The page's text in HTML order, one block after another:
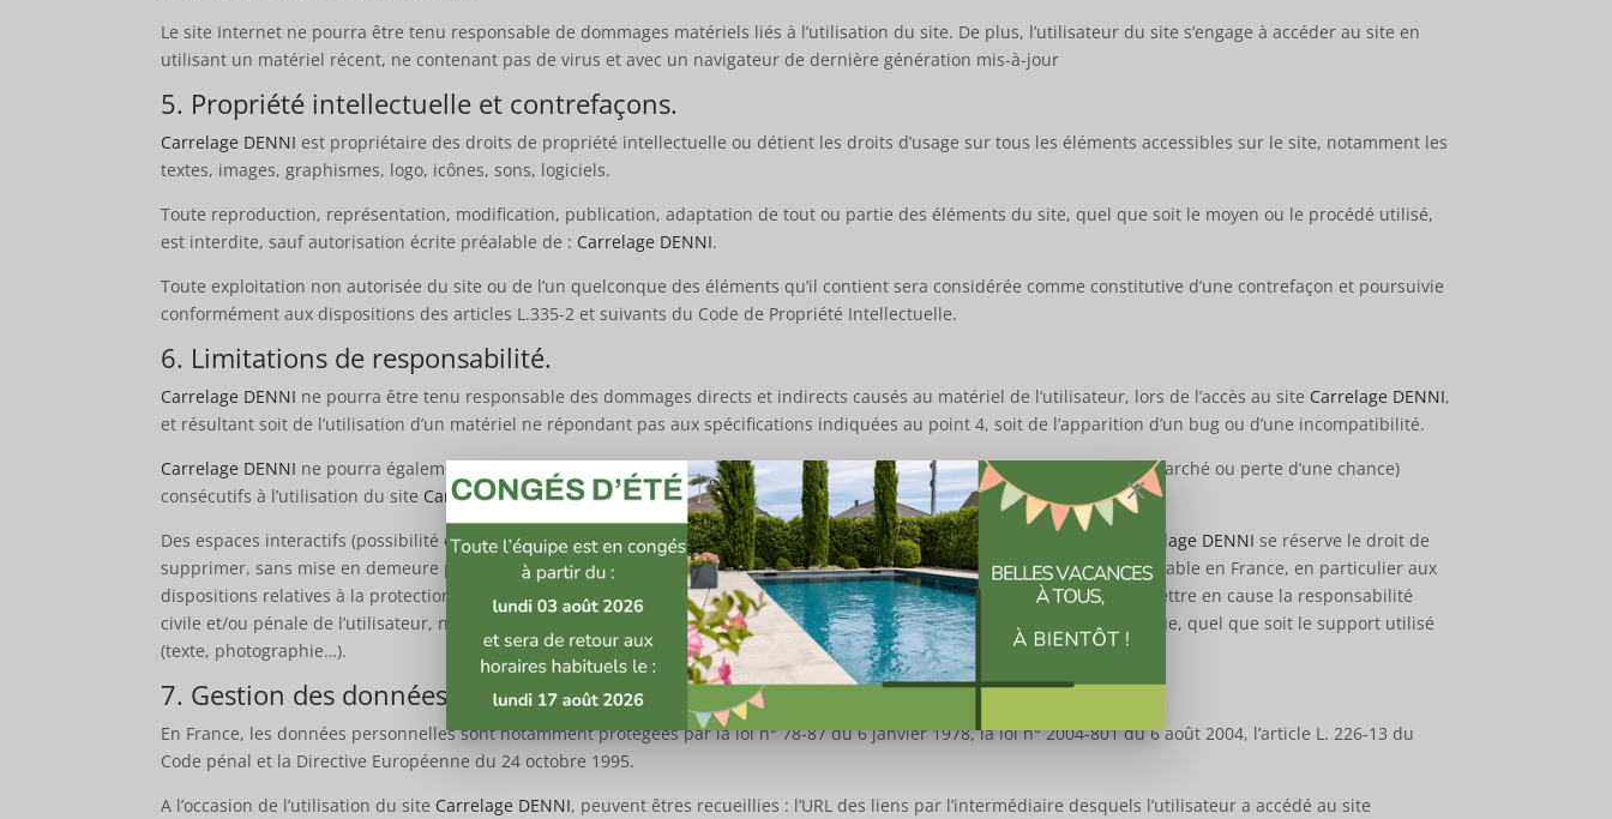
Le site Internet ne pourra être tenu responsable de dommages matériels liés à l’utilisation du site. De plus, l’utilisateur du site s’engage à accéder au site en
utilisant un matériel récent, ne contenant pas de virus et avec un navigateur de dernière génération mis-à-jour
5. Propriété intellectuelle et contrefaçons.
Carrelage DENNI est propriétaire des droits de propriété intellectuelle ou détient les droits d’usage sur tous les éléments accessibles sur le site, notamment les
textes, images, graphismes, logo, icônes, sons, logiciels.
Toute reproduction, représentation, modification, publication, adaptation de tout ou partie des éléments du site, quel que soit le moyen ou le procédé utilisé,
est interdite, sauf autorisation écrite préalable de : Carrelage DENNI.
Toute exploitation non autorisée du site ou de l’un quelconque des éléments qu’il contient sera considérée comme constitutive d’une contrefaçon et poursuivie
conformément aux dispositions des articles L.335-2 et suivants du Code de Propriété Intellectuelle.
6. Limitations de responsabilité.
Carrelage DENNI ne pourra être tenu responsable des dommages directs et indirects causés au matériel de l’utilisateur, lors de l’accès au site Carrelage DENNI,
et résultant soit de l’utilisation d’un matériel ne répondant pas aux spécifications indiquées au point 4, soit de l’apparition d’un bug ou d’une incompatibilité.
Carrelage DENNI ne pourra également être tenue responsable des dommages indirects (tels par exemple qu’une perte de marché ou perte d’une chance)
consécutifs à l’utilisation du site Carrelage DENNI
Des espaces interactifs (possibilité de poser des questions dans l’espace contact) sont à la disposition des utilisateurs.
Carrelage DENNI se réserve le droit de
supprimer, sans mise en demeure préalable, tout contenu déposé dans cet espace qui contreviendrait à la législation applicable en France, en particulier aux
dispositions relatives à la protection des données. Le cas échéant, Carrelage Denni se réserve également la possibilité de mettre en cause la responsabilité
civile et/ou pénale de l’utilisateur, notamment en cas de message à caractère raciste, injurieux, diffamant, ou pornographique, quel que soit le support utilisé
(texte, photographie…).
7. Gestion des données personnelles.
En France, les données personnelles sont notamment protégées par la loi n° 78-87 du 6 janvier 1978, la loi n° 2004-801 du 6 août 2004, l’article L. 226-13 du
Code pénal et la Directive Européenne du 24 octobre 1995.
A l’occasion de l’utilisation du site Carrelage DENNI, peuvent êtres recueillies : l’URL des liens par l’intermédiaire desquels l’utilisateur a accédé au site